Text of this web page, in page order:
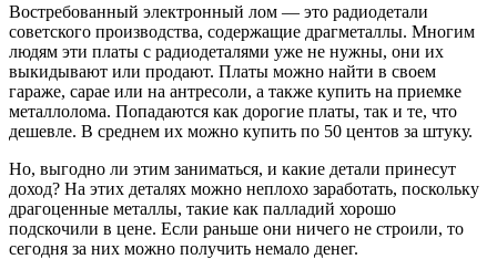
Востребованный электронный лом — это радиодетали
советского производства, содержащие драгметаллы. Многим
людям эти платы с радиодеталями уже не нужны, они их
выкидывают или продают. Платы можно найти в своем
гараже, сарае или на антресоли, а также купить на приемке
металлолома. Попадаются как дорогие платы, так и те, что
дешевле. В среднем их можно купить по 50 центов за штуку.
Но, выгодно ли этим заниматься, и какие детали принесут
доход? На этих деталях можно неплохо заработать, поскольку
драгоценные металлы, такие как палладий хорошо
подскочили в цене. Если раньше они ничего не строили, то
сегодня за них можно получить немало денег.